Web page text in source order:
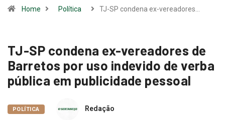
Barretos por uso indevido de verba
pública em publicidade pessoal
2 de novembro de 2025